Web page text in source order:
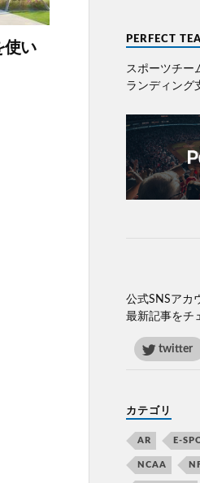
使い
PERFECT
スポーツチー
ランディング
公式SNSアカ
最新記事をチ
twitter
カテゴリ
AR E-
NCAA